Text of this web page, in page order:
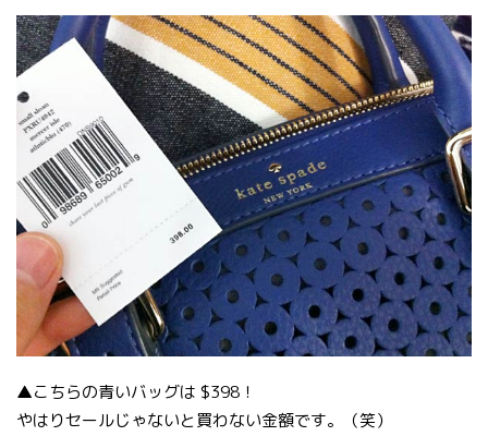
▲こちらの青いバッグは $398！
やはりセールじゃないと買わない金額です。（笑）